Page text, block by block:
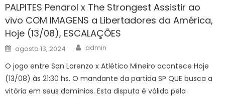
PALPITES Penarol x The Strongest Assistir ao
vivo COM IMAGENS a Libertadores da América,
Hoje (13/08), ESCALAÇÕES
Posted
on
agosto 13, 2024 Author
admin
O jogo entre San Lorenzo x Atlético Mineiro acontece Hoje
(13/08) às 21:30 hs. O mandante da partida SP QUE busca a
vitória em seus domínios. Esta disputa é válida pela